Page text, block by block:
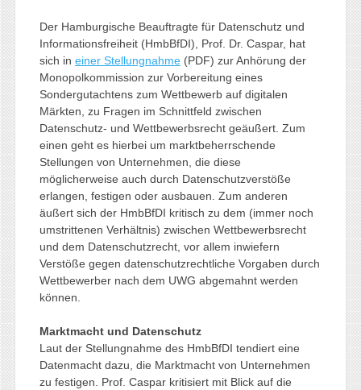
Der Hamburgische Beauftragte für Datenschutz und
Informationsfreiheit (HmbBfDI), Prof. Dr. Caspar, hat
sich in einer Stellungnahme(PDF) zur Anhörung der
Monopolkommission zur Vorbereitung eines
Sondergutachtens zum Wettbewerb auf digitalen
Märkten, zu Fragen im Schnittfeld zwischen
Datenschutz- und Wettbewerbsrecht geäußert. Zum
einen geht es hierbei um marktbeherrschende
Stellungen von Unternehmen, die diese
möglicherweise auch durch Datenschutzverstöße
erlangen, festigen oder ausbauen. Zum anderen
äußert sich der HmbBfDI kritisch zu dem (immer noch
umstrittenen Verhältnis) zwischen Wettbewerbsrecht
und dem Datenschutzrecht, vor allem inwiefern
Verstöße gegen datenschutzrechtliche Vorgaben durch
Wettbewerber nach dem UWG abgemahnt werden
können.
Marktmacht und Datenschutz
Laut der Stellungnahme des HmbBfDI tendiert eine
Datenmacht dazu, die Marktmacht von Unternehmen
zu festigen. Prof. Caspar kritisiert mit Blick auf die